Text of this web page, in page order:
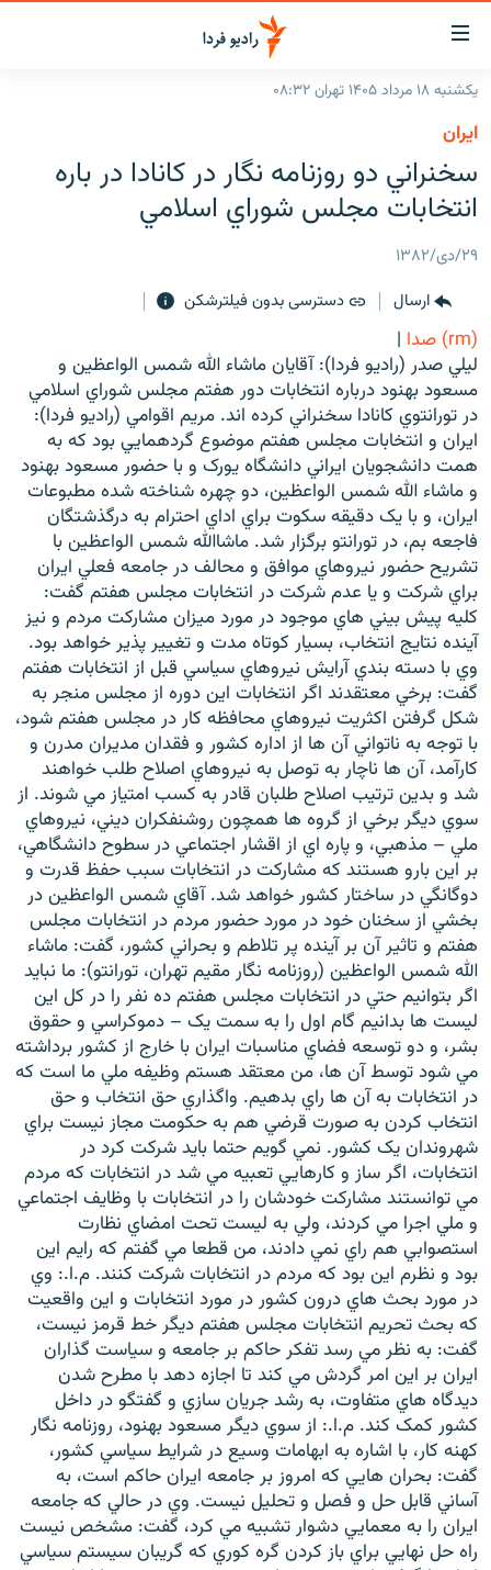
لینک‌های
قابلیت
دسترسی
بازگشت
منوی
اصلی
رفتن
صفحه
جستجو
جهان
برنامه‌های رادیویی
فرکانس‌ها
پادکست
چندرسانه‌ای
گزارش‌های تصویری
گزارش‌های ویدئویی
زنان فردا
English
به ما بپیوندید
زبان‌های دیگر
یکشنبه ۱۸ مرداد ۱۴۰۵ تهران ۰۸:۳۲
ايران
سخنراني دو روزنامه نگار در كانادا در باره
انتخابات مجلس شوراي اسلامي
۲۹/دی/۱۳۸۲
ارسال
دسترسی بدون فیلترشکن
(rm) صدا
|
ليلي صدر (راديو فردا): آقايان ماشاء الله شمس الواعظين و
مسعود بهنود درباره انتخابات دور هفتم مجلس شوراي اسلامي
در تورانتوي کانادا سخنراني کرده اند. مريم اقوامي (راديو فردا):
ايران و انتخابات مجلس هفتم موضوع گردهمايي بود که به
همت دانشجويان ايراني دانشگاه يورک و با حضور مسعود بهنود
و ماشاء الله شمس الواعظين، دو چهره شناخته شده مطبوعات
ايران، و با يک دقيقه سکوت براي اداي احترام به درگذشتگان
فاجعه بم، در تورانتو برگزار شد. ماشاالله شمس الواعظين با
تشريح حضور نيروهاي موافق و محالف در جامعه فعلي ايران
براي شرکت و يا عدم شرکت در انتخابات مجلس هفتم گفت:
کليه پيش بيني هاي موجود در مورد ميزان مشارکت مردم و نيز
آينده نتايج انتخاب، بسيار کوتاه مدت و تغيير پذير خواهد بود.
وي با دسته بندي آرايش نيروهاي سياسي قبل از انتخابات هفتم
گفت: برخي معتقدند اگر انتخابات اين دوره از مجلس منجر به
شکل گرفتن اکثريت نيروهاي محافظه کار در مجلس هفتم شود،
با توجه به ناتواني آن ها از اداره کشور و فقدان مديران مدرن و
کارآمد، آن ها ناچار به توصل به نيروهاي اصلاح طلب خواهند
شد و بدين ترتيب اصلاح طلبان قادر به کسب امتياز مي شوند. از
سوي ديگر برخي از گروه ها همچون روشنفکران ديني، نيروهاي
ملي – مذهبي، و پاره اي از اقشار اجتماعي در سطوح دانشگاهي،
بر اين بارو هستند که مشارکت در انتخابات سبب حفظ قدرت و
دوگانگي در ساختار کشور خواهد شد. آقاي شمس الواعظين در
بخشي از سخنان خود در مورد حضور مردم در انتخابات مجلس
هفتم و تاثير آن بر آينده پر تلاطم و بحراني کشور، گفت: ماشاء
الله شمس الواعظين (روزنامه نگار مقيم تهران، تورانتو): ما نبايد
اگر بتوانيم حتي در انتخابات مجلس هفتم ده نفر را در کل اين
ليست ها بدانيم گام اول را به سمت يک – دموکراسي و حقوق
بشر، و دو توسعه فضاي مناسبات ايران با خارج از کشور برداشته
مي شود توسط آن ها، من معتقد هستم وظيفه ملي ما است که
در انتخابات به آن ها راي بدهيم. واگذاري حق انتخاب و حق
انتخاب کردن به صورت قرضي هم به حکومت مجاز نيست براي
شهروندان يک کشور. نمي گويم حتما بايد شرکت کرد در
انتخابات، اگر ساز و کارهايي تعبيه مي شد در انتخابات که مردم
مي توانستند مشارکت خودشان را در انتخابات با وظايف اجتماعي
و ملي اجرا مي کردند، ولي به ليست تحت امضاي نظارت
استصوابي هم راي نمي دادند، من قطعا مي گفتم که رايم اين
بود و نظرم اين بود که مردم در انتخابات شرکت کنند. م.ا.: وي
در مورد بحث هاي درون کشور در مورد انتخابات و اين واقعيت
که بحث تحريم انتخابات مجلس هفتم ديگر خط قرمز نيست،
گفت: به نظر مي رسد تفکر حاکم بر جامعه و سياست گذاران
ايران بر اين امر گردش مي کند تا اجازه دهد با مطرح شدن
ديدگاه هاي متفاوت، به رشد جريان سازي و گفتگو در داخل
کشور کمک کند. م.ا.: از سوي ديگر مسعود بهنود، روزنامه نگار
کهنه کار، با اشاره به ابهامات وسيع در شرايط سياسي کشور،
گفت: بحران هايي که امروز بر جامعه ايران حاکم است، به
آساني قابل حل و فصل و تحليل نيست. وي در حالي که جامعه
ايران را به معمايي دشوار تشبيه مي کرد، گفت: مشخص نيست
راه حل نهايي براي باز کردن گره کوري که گريبان سيستم سياسي